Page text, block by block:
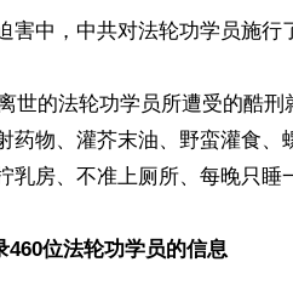
害中，中共对法轮功学员施行
世的法轮功学员所遭受的酷
药物、灌芥末油、野蛮灌食
乳房、不准上厕所、每晚只睡
460位法轮功学员的信息